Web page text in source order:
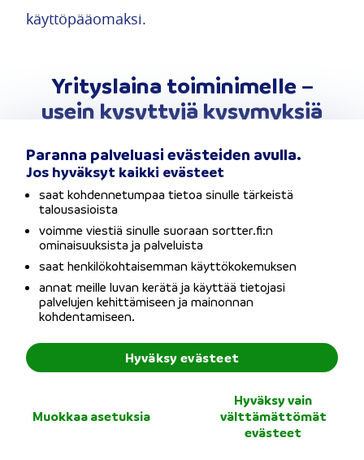
Paranna palveluasi evästeiden avulla.
Jos hyväksyt kaikki evästeet
saat kohdennetumpaa tietoa sinulle tärkeistä
talousasioista
voimme viestiä sinulle suoraan sortter.fi:n
ominaisuuksista ja palveluista
saat henkilökohtaisemman käyttökokemuksen
annat meille luvan kerätä ja käyttää tietojasi
palvelujen kehittämiseen ja mainonnan
kohdentamiseen.
Muokkaa asetuksia
Hyväksy vain
välttämättömät
evästeet
Hyväksy evästeet
käyttöpääomaksi.
Yrityslaina toiminimelle –
usein kysyttyjä kysymyksiä
Vaatiiko pankki henkilötakausta
toiminimen lainalle?
Miksi lainahakemus hylättiin?